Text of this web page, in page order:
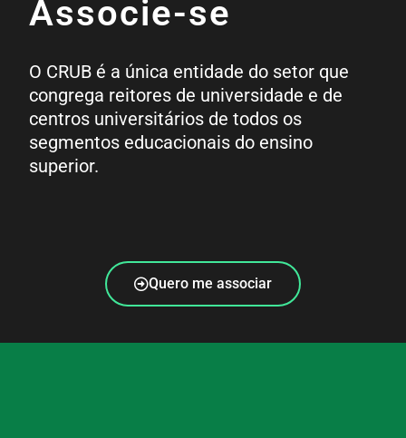
Associe-se
O CRUB é a única entidade do setor que
congrega reitores de universidade e de
centros universitários de todos os
segmentos educacionais do ensino
superior.
Quero me associar